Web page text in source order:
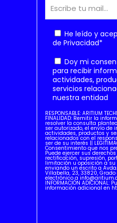
He leído y
de Privacidad*
Doy mi
para recibir
actividades,
servicios
nuestra entidad
RESPONSABLE: ARITIUM
FINALIDAD: Remitir la
resolver la consulta
ser autorizado, el envío de
actividades, productos y
relacionados con el
ser de su interés ||
Consentimiento que nos
Puede ejercer sus
rectificación, supresión,
limitación u oposición a
enviando un escrito a
Villabella, 23, 33820,
electrónico a
INFORMACIÓN ADICIONAL:
información adicional en